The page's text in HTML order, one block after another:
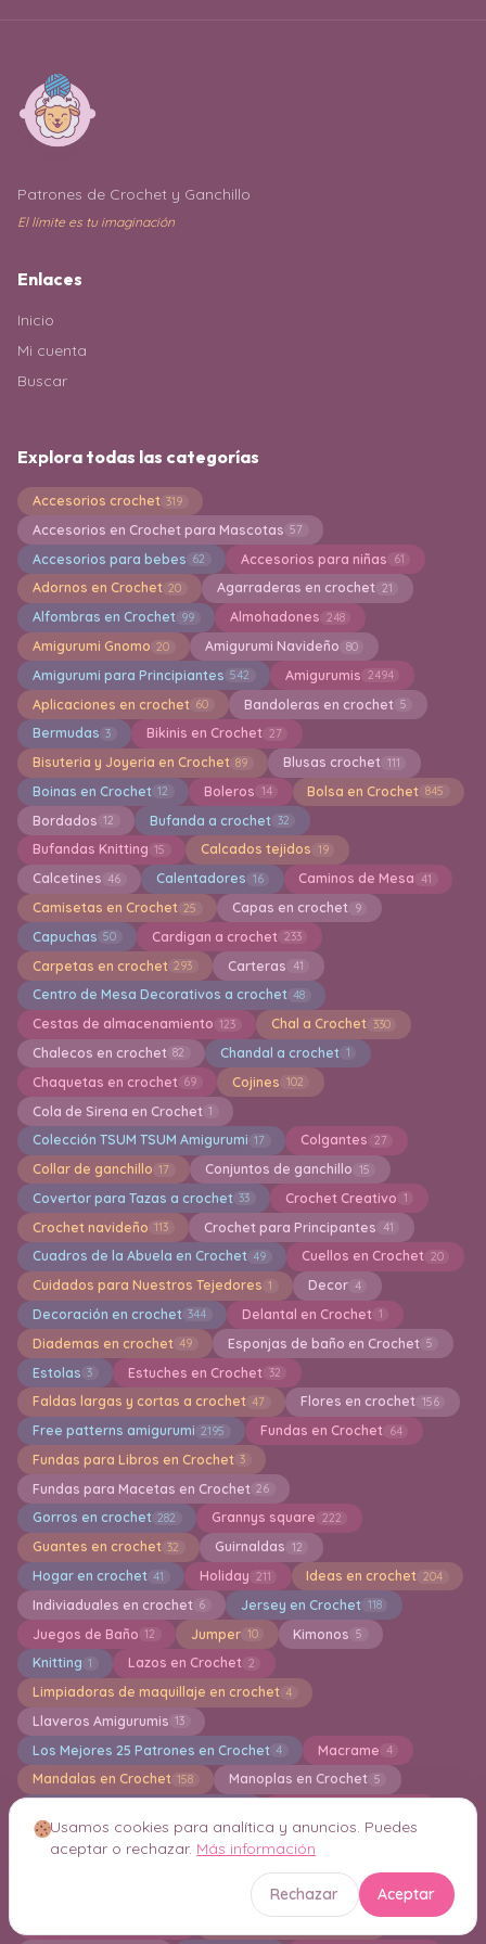
Patrones de Crochet y Ganchillo
El límite es tu imaginación
Enlaces
Inicio
Mi cuenta
Buscar
Explora todas las categorías
Accesorios crochet 319
Accesorios en Crochet para Mascotas 57
Accesorios para bebes 62 Accesorios para niñas 61
Adornos en Crochet 20 Agarraderas en crochet 21
Alfombras en Crochet 99 Almohadones 248
Amigurumi Gnomo 20 Amigurumi Navideño 80
Amigurumi para Principiantes 542 Amigurumis 2494
Aplicaciones en crochet 60 Bandoleras en crochet 5
Bermudas 3 Bikinis en Crochet 27
Bisuteria y Joyeria en Crochet 89 Blusas crochet 111
Boinas en Crochet 12 Boleros 14 Bolsa en Crochet 845
Bordados 12 Bufanda a crochet 32
Bufandas Knitting 15 Calcados tejidos 19
Calcetines 46 Calentadores 16 Caminos de Mesa 41
Camisetas en Crochet 25 Capas en crochet 9
Capuchas 50 Cardigan a crochet 233
Carpetas en crochet 293 Carteras 41
Centro de Mesa Decorativos a crochet 48
Cestas de almacenamiento 123 Chal a Crochet 330
Chalecos en crochet 82 Chandal a crochet 1
Chaquetas en crochet 69 Cojines 102
Cola de Sirena en Crochet 1
Colección TSUM TSUM Amigurumi 17 Colgantes 27
Collar de ganchillo 17 Conjuntos de ganchillo 15
Covertor para Tazas a crochet 33 Crochet Creativo 1
Crochet navideño 113 Crochet para Principantes 41
Cuadros de la Abuela en Crochet 49 Cuellos en Crochet 20
Cuidados para Nuestros Tejedores 1 Decor 4
Decoración en crochet 344 Delantal en Crochet 1
Diademas en crochet 49 Esponjas de baño en Crochet 5
Estolas 3 Estuches en Crochet 32
Faldas largas y cortas a crochet 47 Flores en crochet 156
Free patterns amigurumi 2195 Fundas en Crochet 64
Fundas para Libros en Crochet 3
Fundas para Macetas en Crochet 26
Gorros en crochet 282 Grannys square 222
Guantes en crochet 32 Guirnaldas 12
Hogar en crochet 41 Holiday 211 Ideas en crochet 204
Indiviaduales en crochet 6 Jersey en Crochet 118
Juegos de Baño 12 Jumper 10 Kimonos 5
Knitting 1 Lazos en Crochet 2
Limpiadoras de maquillaje en crochet 4
Llaveros Amigurumis 13
Los Mejores 25 Patrones en Crochet 4 Macrame 4
Mandalas en Crochet 158 Manoplas en Crochet 5
Mantas en crochet 878 Mantel a crochet 40
17 Monederos 35
Usamos cookies para analítica y anuncios. Puedes
aceptar o rechazar. Más información
Rechazar Aceptar